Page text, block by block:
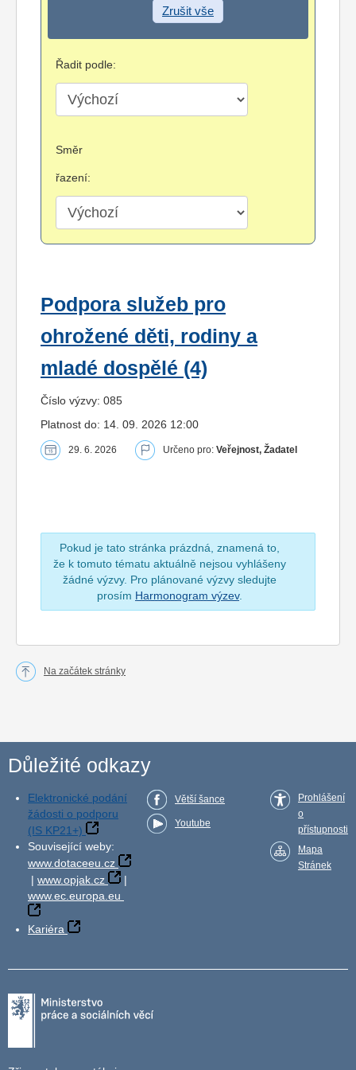
Zrušit vše
Řadit podle:
Směr
řazení:
Podpora služeb pro
ohrožené děti, rodiny a
mladé dospělé (4)
Číslo výzvy: 085
Platnost do: 14. 09. 2026 12:00
29. 6. 2026 Určeno pro: Veřejnost, Žadatel
Pokud je tato stránka prázdná, znamená to,
že k tomuto tématu aktuálně nejsou vyhlášeny
žádné výzvy. Pro plánované výzvy sledujte
prosím Harmonogram výzev.
Na začátek stránky
Důležité odkazy
Elektronické podání
žádosti o podporu
(IS KP21+)
Související weby:
www.dotaceeu.cz
| www.opjak.cz
|
www.ec.europa.eu
Kariéra
Větší šance
Youtube
Prohlášení
o
přístupnosti
Mapa
Stránek